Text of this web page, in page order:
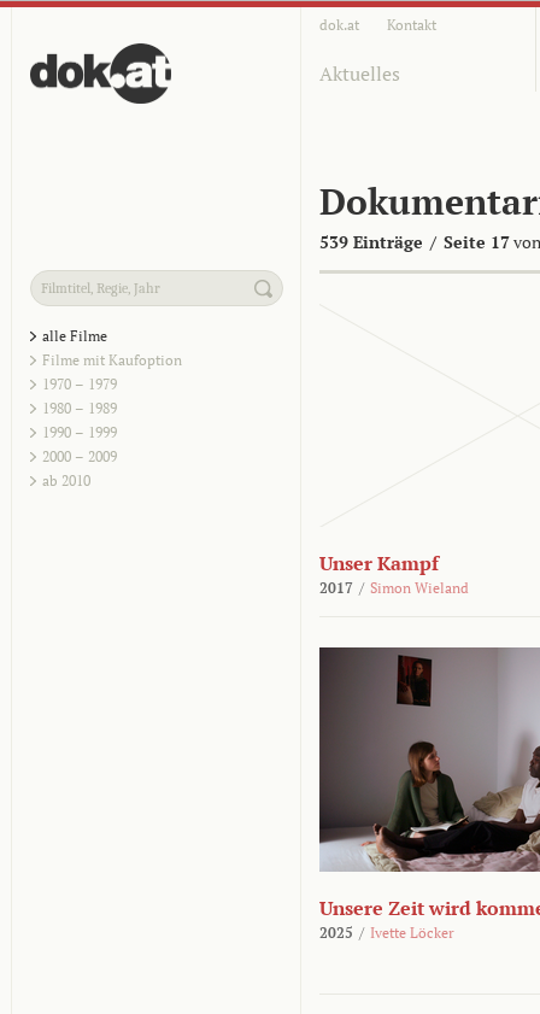
dok.at Kontakt
Aktuelles
539 Einträge / Seite 17
alle Filme
Filme mit Kaufoption
1970 – 1979
1980 – 1989
1990 – 1999
2000 – 2009
ab 2010
Unser Kampf
2017 / Simon Wieland
Unsere Zeit wird
2025 / Ivette Löcker